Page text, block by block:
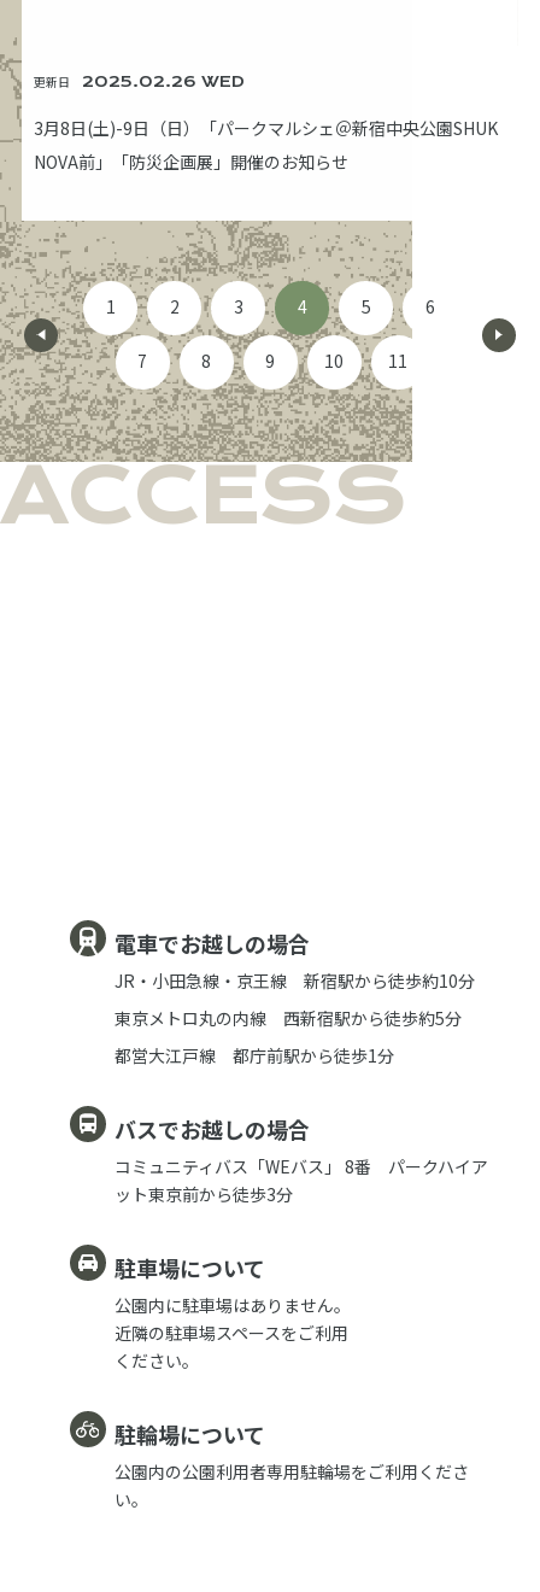
更新日 2025.02.26 WED
3月8日(土)-9日（日）「パークマルシェ＠新宿中央公園SHUK
NOVA前」「防災企画展」開催のお知らせ
1 2 3 4 5 6
7 8 9 10 11
ACCESS
電車でお越しの場合
JR・小田急線・京王線 新宿駅から徒歩約10分
東京メトロ丸の内線 西新宿駅から徒歩約5分
都営大江戸線 都庁前駅から徒歩1分
バスでお越しの場合
コミュニティバス「WEバス」 8番 パークハイア
ット東京前から徒歩3分
駐車場について
公園内に駐車場はありません。
近隣の駐車場スペースをご利用
ください。
駐輪場について
公園内の公園利用者専用駐輪場をご利用くださ
い。